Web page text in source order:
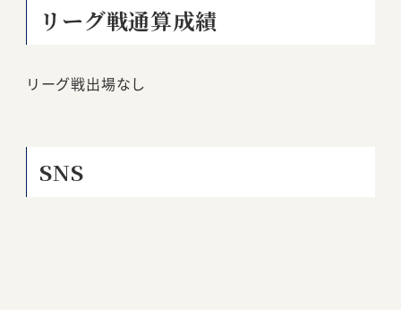
リーグ戦通算成績
リーグ戦出場なし
SNS